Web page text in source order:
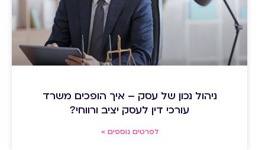
ניהול נכון של עסק – איך הופכים משרד
עורכי דין לעסק יציב ורווחי?
לפרטים נוספים »